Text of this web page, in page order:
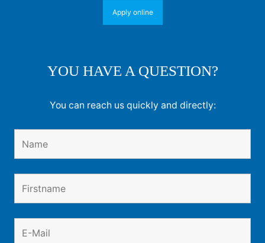
Apply online
YOU HAVE A QUESTION?
You can reach us quickly and directly: